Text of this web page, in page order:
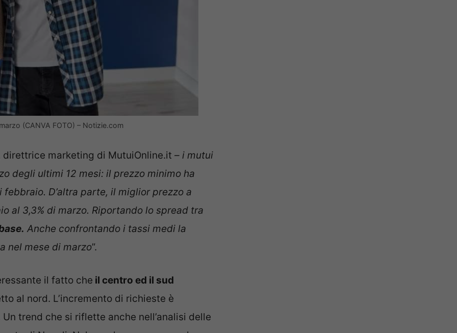
(CANVA FOTO) – Notizie.com
marketing di MutuiOnline.it – i mutui
degli ultimi 12 mesi: il prezzo minimo ha
D’altra parte, il miglior prezzo a
al 3,3% di marzo. Riportando lo spread tra
Anche confrontando i tassi medi la
nel mese di marzo”.
il fatto che il centro ed il sud
al nord. L’incremento di richieste è
trend che si riflette anche nell’analisi delle